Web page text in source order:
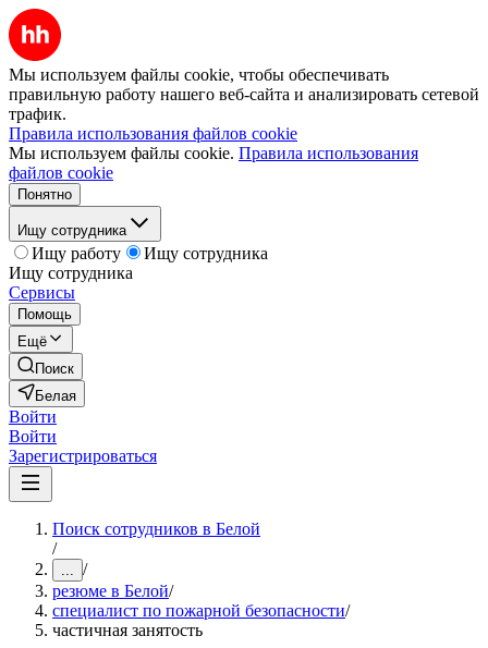
Мы используем файлы cookie, чтобы обеспечивать
правильную работу нашего веб-сайта и анализировать сетевой
трафик.
Правила использования файлов cookie
Мы используем файлы cookie. Правила использования
файлов cookie
Понятно
Ищу сотрудника
Ищу работу
Ищу сотрудника
Ищу сотрудника
Сервисы
Помощь
Ещё
Поиск
Белая
Войти
Войти
Зарегистрироваться
Поиск сотрудников в Белой
/
... /
резюме в Белой/
специалист по пожарной безопасности/
частичная занятость